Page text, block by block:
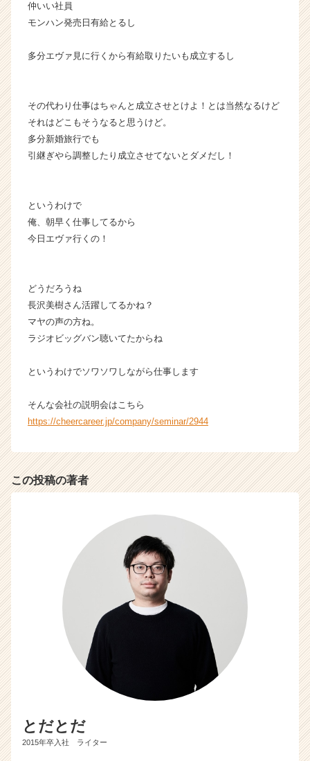
仲いい社員
モンハン発売日有給とるし
多分エヴァ見に行くから有給取りたいも成立するし
その代わり仕事はちゃんと成立させとけよ！とは当然なるけど
それはどこもそうなると思うけど。
多分新婚旅行でも
引継ぎやら調整したり成立させてないとダメだし！
というわけで
俺、朝早く仕事してるから
今日エヴァ行くの！
どうだろうね
長沢美樹さん活躍してるかね？
マヤの声の方ね。
ラジオビッグバン聴いてたからね
というわけでソワソワしながら仕事します
そんな会社の説明会はこちら
https://cheercareer.jp/company/seminar/2944
この投稿の著者
とだとだ
2015年卒入社 ライター